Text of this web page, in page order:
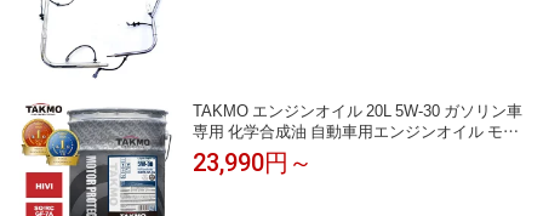
TAKMO エンジンオイル 20L 5W-30 ガソリン車
専用 化学合成油 自動車用エンジンオイル モー
ターオイル 5W-30 SQ/RC GF-6A 合成油 HIVI V
HVI エンジンオイル 4輪用 API取得 全国送料無
23,990円～